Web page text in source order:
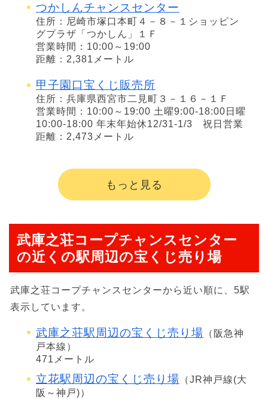
つかしんチャンスセンター
住所：尼崎市塚口本町４－８－１ショッピン
グプラザ「つかしん」１Ｆ
営業時間：10:00～19:00
距離：2,381メートル
甲子園口宝くじ販売所
住所：兵庫県西宮市二見町３－１６－１Ｆ
営業時間：10:00～19:00 土曜9:00-18:00日曜
10:00-18:00 年末年始休12/31-1/3 祝日営業
距離：2,473メートル
もっと見る
武庫之荘コープチャンスセンター
の近くの駅周辺の宝くじ売り場
武庫之荘コープチャンスセンターから近い順に、5駅
表示しています。
武庫之荘駅周辺の宝くじ売り場 （阪急神
戸本線）
471メートル
立花駅周辺の宝くじ売り場 （JR神戸線(大
阪～神戸)）